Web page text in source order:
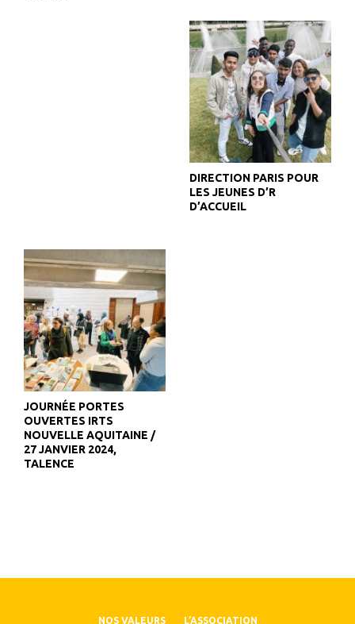
DIRECTION PARIS POUR
LES JEUNES D’R
D’ACCUEIL
JOURNÉE PORTES
OUVERTES IRTS
NOUVELLE AQUITAINE /
27 JANVIER 2024,
TALENCE
NOS VALEURS L’ASSOCIATION